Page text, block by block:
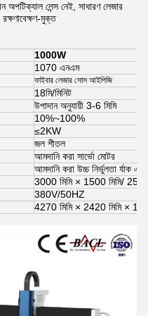
অপটিক্যাল লেন্স নেই, সাধারণ লেজার
মুক্ত
1000W
1070 এনএম
ফাইবার লেজার সোস আইপিজি
18মি/মিনিট
উপাদান অনুযায়ী 3-6 মিমি
10%~100%
≤2KW
জল শীতল
আমদানি করা সার্ভো মোটর
আমদানি করা উচ্চ নির্ভুলতা র্যাক এবং
3000 মিমি × 1500 মিমি/
380V/50HZ
4270 মিমি × 2420 মিমি ×